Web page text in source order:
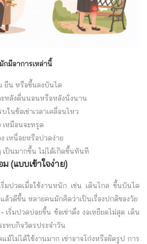
กมีอาการเหล่านี้
ยืน หรือขึ้นลงบันได
ะหลังตื่นนอนหรือหลังนั่งนาน
ในข้อเข่าเวลาเคลื่อนไหว
เหมือนจะทรุด
เหนื่อยหรือปวดง่าย
เป็นมากขึ้น ไม่ได้เกิดขึ้นทันที
ม (แบบเข้าใจง่าย)
ริ่มปวดเมื่อใช้งานหนัก เช่น เดินไกล ขึ้นบันได
วดีขึ้น หลายคนมักคิดว่าเป็นเรื่องปกติของวัย
- เริ่มปวดบ่อยขึ้น ข้อเข่าตึง งอเหยียดไม่สุด เดิน
ะทบกิจวัตรประจำวัน
แม้ไม่ได้ใช้งานมาก เข่าอาจโก่งหรือผิดรูป การ